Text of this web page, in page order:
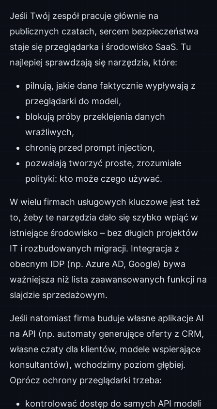
Jeśli Twój zespół pracuje głównie na
publicznych czatach, sercem bezpieczeństwa
staje się przeglądarka i środowisko SaaS. Tu
najlepiej sprawdzają się narzędzia, które:
pilnują, jakie dane faktycznie wypływają z
przeglądarki do modeli,
blokują próby przeklejenia danych
wrażliwych,
chronią przed prompt injection,
pozwalają tworzyć proste, zrozumiałe
polityki: kto może czego używać.
W wielu firmach usługowych kluczowe jest też
to, żeby te narzędzia dało się szybko wpiąć w
istniejące środowisko – bez długich projektów
IT i rozbudowanych migracji. Integracja z
obecnym IDP (np. Azure AD, Google) bywa
ważniejsza niż lista zaawansowanych funkcji na
slajdzie sprzedażowym.
Jeśli natomiast firma buduje własne aplikacje AI
na API (np. automaty generujące oferty z CRM,
własne czaty dla klientów, modele wspierające
konsultantów), wchodzimy poziom głębiej.
Oprócz ochrony przeglądarki trzeba:
kontrolować dostęp do samych API modeli